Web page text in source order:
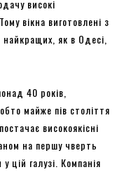
високі
вікна виготовлені з
як в Одесі,
40 років,
майже пів століття
високоякісні
на першу чверть
цій галузі. Компанія